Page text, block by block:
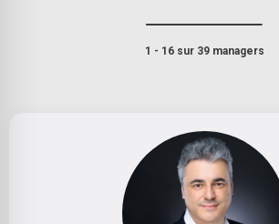
Sélectionnez une ou plusieurs
1 - 16 sur 39 managers